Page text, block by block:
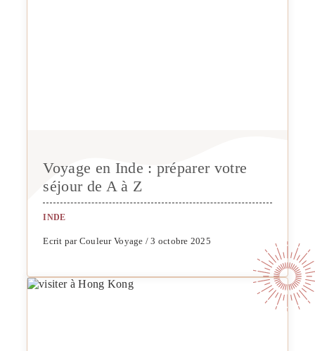
Voyage en Inde : préparer votre
séjour de A à Z
INDE
Ecrit par Couleur Voyage / 3 octobre 2025